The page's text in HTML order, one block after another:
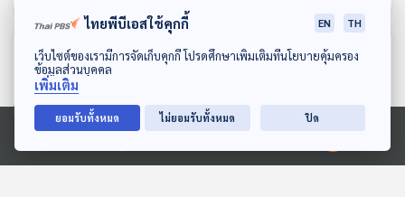
ดาวน์โหลด Thai PBS Podcast Application
Ⓒ 2020 องค์การกระจายเสียงและแพร่ภาพสาธารณะแห่งประเทศไทย
ตอนที่เกี่ยวข้อง
ไทยพีบีเอสใช้คุกกี้ EN TH
เว็บไซต์ของเรามีการจัดเก็บคุกกี้ โปรดศึกษาเพิ่มเติมที่นโยบายคุ้มครอง
ข้อมูลส่วนบุคคล
เพิ่มเติม
ยอมรับทั้งหมด ไม่ยอมรับทั้งหมด ปิด